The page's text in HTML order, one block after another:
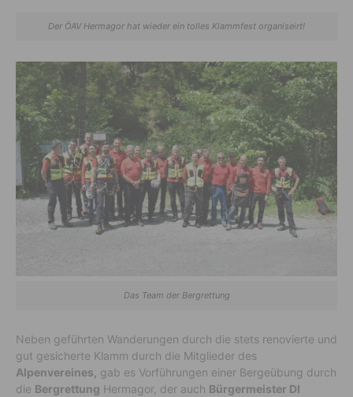
Der ÖAV Hermagor hat wieder ein tolles Klammfest organiseirt!
Das Team der Bergrettung
Neben geführten Wanderungen durch die stets renovierte und
gut gesicherte Klamm durch die Mitglieder des
Alpenvereines, gab es Vorführungen einer Bergeübung durch
die Bergrettung Hermagor, der auch Bürgermeister DI